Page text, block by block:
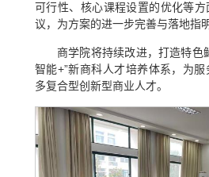
可行性、核心课程设置的优化等
议，为方案的进一步完善与落地指
商学院将持续改进，打造特色
智能+”新商科人才培养体系，为
多复合型创新型商业人才。